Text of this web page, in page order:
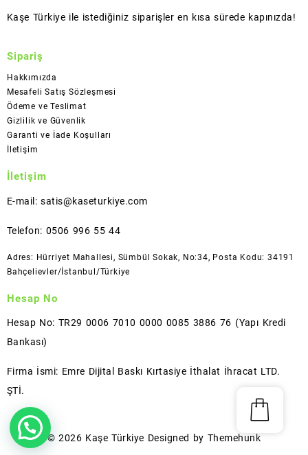
Kaşe Türkiye ile istediğiniz siparişler en kısa sürede kapınızda!
Sipariş
Hakkımızda
Mesafeli Satış Sözleşmesi
Ödeme ve Teslimat
Gizlilik ve Güvenlik
Garanti ve İade Koşulları
İletişim
İletişim
E-mail: satis@kaseturkiye.com
Telefon: 0506 996 55 44
Adres: Hürriyet Mahallesi, Sümbül Sokak, No:34, Posta Kodu: 34191
Bahçelievler/İstanbul/Türkiye
Hesap No
Hesap No: TR29 0006 7010 0000 0085 3886 76 (Yapı Kredi
Bankası)
Firma İsmi: Emre Dijital Baskı Kırtasiye İthalat İhracat LTD.
ŞTİ.
© 2026 Kaşe Türkiye Designed by Themehunk